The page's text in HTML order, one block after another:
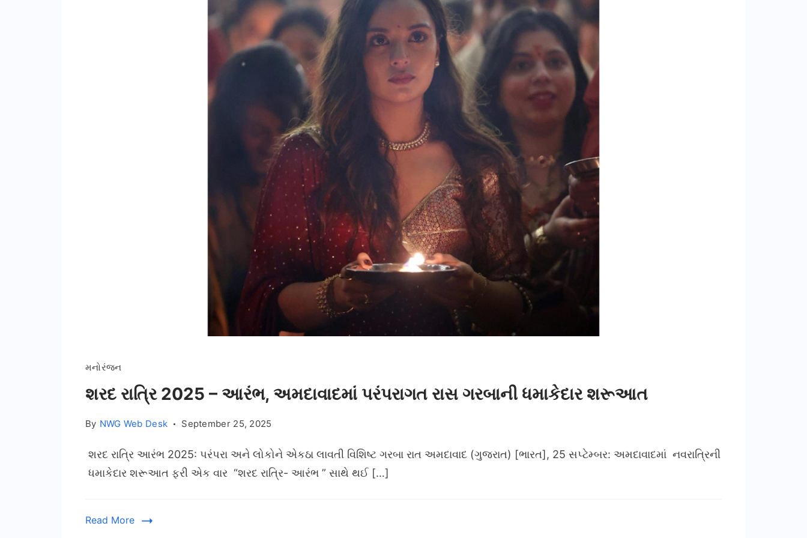
મનોરંજન
શરદ રાત્રિ 2025 – આરંભ, અમદાવાદમાં પરંપરાગત રાસ ગરબાની ધમાકેદાર શરૂઆત
By NWG Web Desk September 25, 2025
શરદ રાત્રિ આરંભ 2025: પરંપરા અને લોકોને એકઠા લાવતી વિશિષ્ટ ગરબા રાત અમદાવાદ (ગુજરાત) [ભારત], 25 સપ્ટેમ્બર: અમદાવાદમાં નવરાત્રિની
ધમાકેદાર શરૂઆત ફરી એક વાર “શરદ રાત્રિ- આરંભ ” સાથે થઈ […]
Read More